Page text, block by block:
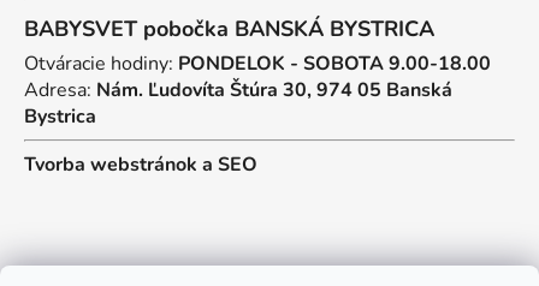
BABYSVET pobočka BANSKÁ BYSTRICA
Otváracie hodiny: PONDELOK - SOBOTA 9.00-18.00
Adresa: Nám. Ľudovíta Štúra 30, 974 05 Banská
Bystrica
Tvorba webstránok a SEO